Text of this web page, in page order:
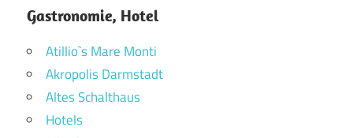
Gastronomie, Hotel
Atillio`s Mare Monti
Akropolis Darmstadt
Altes Schalthaus
Hotels